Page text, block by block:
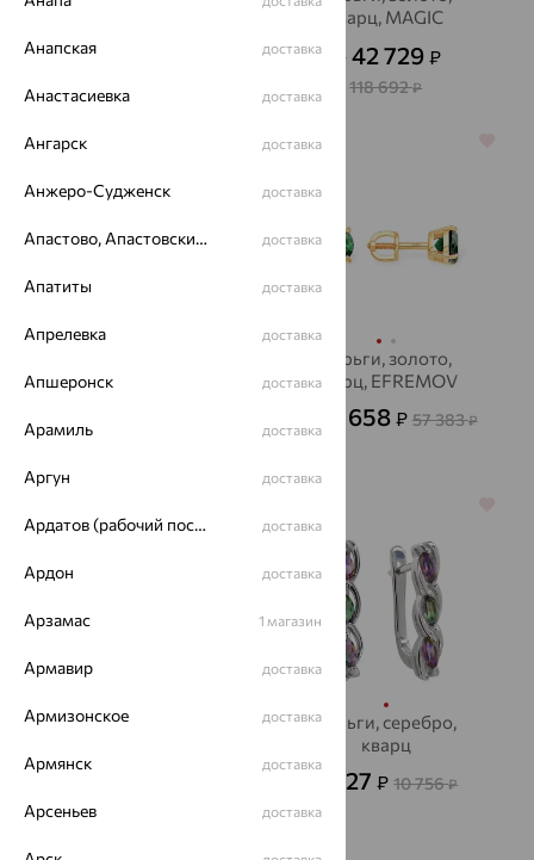
от 1 722
кварц, MAGIC
от 42 729 ₽
118 692₽
64%
кварц, MAGIC
64%
Серьги, золото,
кварц, EFREMOV
20 658 ₽ 57 383₽
Серьги, золото,
40 971
Серьги, серебро,
кварц
3 227₽ 10 756₽
Анапская доставка
Анастасиевка доставка
Ангарск доставка
Анжеро-Судженск доставка
Апастово, Апастовский район доставка
Апатиты доставка
Апрелевка доставка
Апшеронск доставка
Арамиль доставка
Аргун доставка
Ардатов (рабочий поселок) доставка
Ардон доставка
Арзамас 1 магазин
Армавир доставка
Армизонское доставка
Армянск доставка
Арсеньев доставка